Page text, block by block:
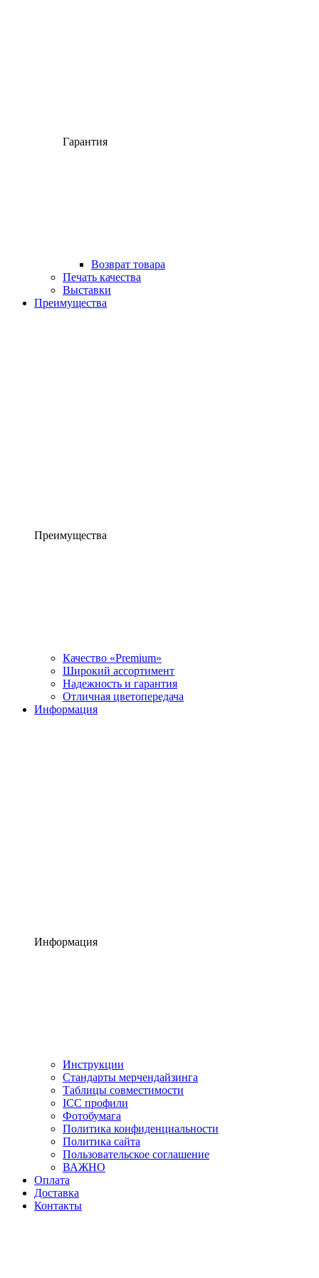
Гарантия
Возврат товара
Печать качества
Выставки
Преимущества
Преимущества
Качество «Premium»
Широкий ассортимент
Надежность и гарантия
Отличная цветопередача
Информация
Информация
Инструкции
Стандарты мерчендайзинга
Таблицы совместимости
ICC профили
Фотобумага
Политика конфиденциальности
Политика сайта
Пользовательское соглашение
ВАЖНО
Оплата
Доставка
Контакты